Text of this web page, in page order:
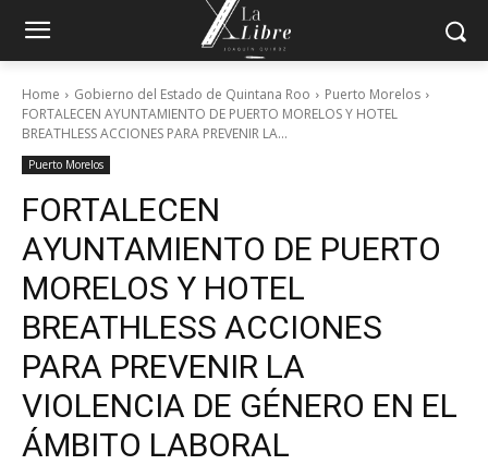
Home Gobierno del Estado de Quintana Roo
Puerto Morelos
FORTALECEN AYUNTAMIENTO DE PUERTO MORELOS Y HOTEL
BREATHLESS ACCIONES PARA PREVENIR LA...
Puerto Morelos
FORTALECEN
AYUNTAMIENTO DE PUERTO
MORELOS Y HOTEL
BREATHLESS ACCIONES
PARA PREVENIR LA
VIOLENCIA DE GÉNERO EN EL
ÁMBITO LABORAL